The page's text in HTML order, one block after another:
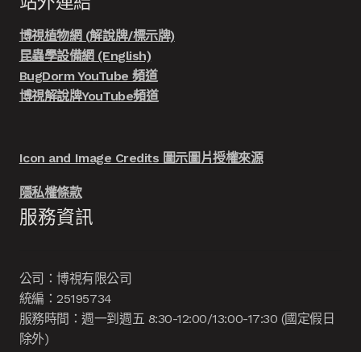
博視植物網 (解說牌/標示牌)
昆蟲學設備網 (English)
BugDorm YouTube 頻道
博視解說牌YouTube頻道
Icon and Image Credits 圖示圖片授權來源
隱私權條款
服務資訊
公司：博視有限公司
統編：25195734
服務時間：週一到週五 8:30-12:00/13:00-17:30 (國定假日
除外)